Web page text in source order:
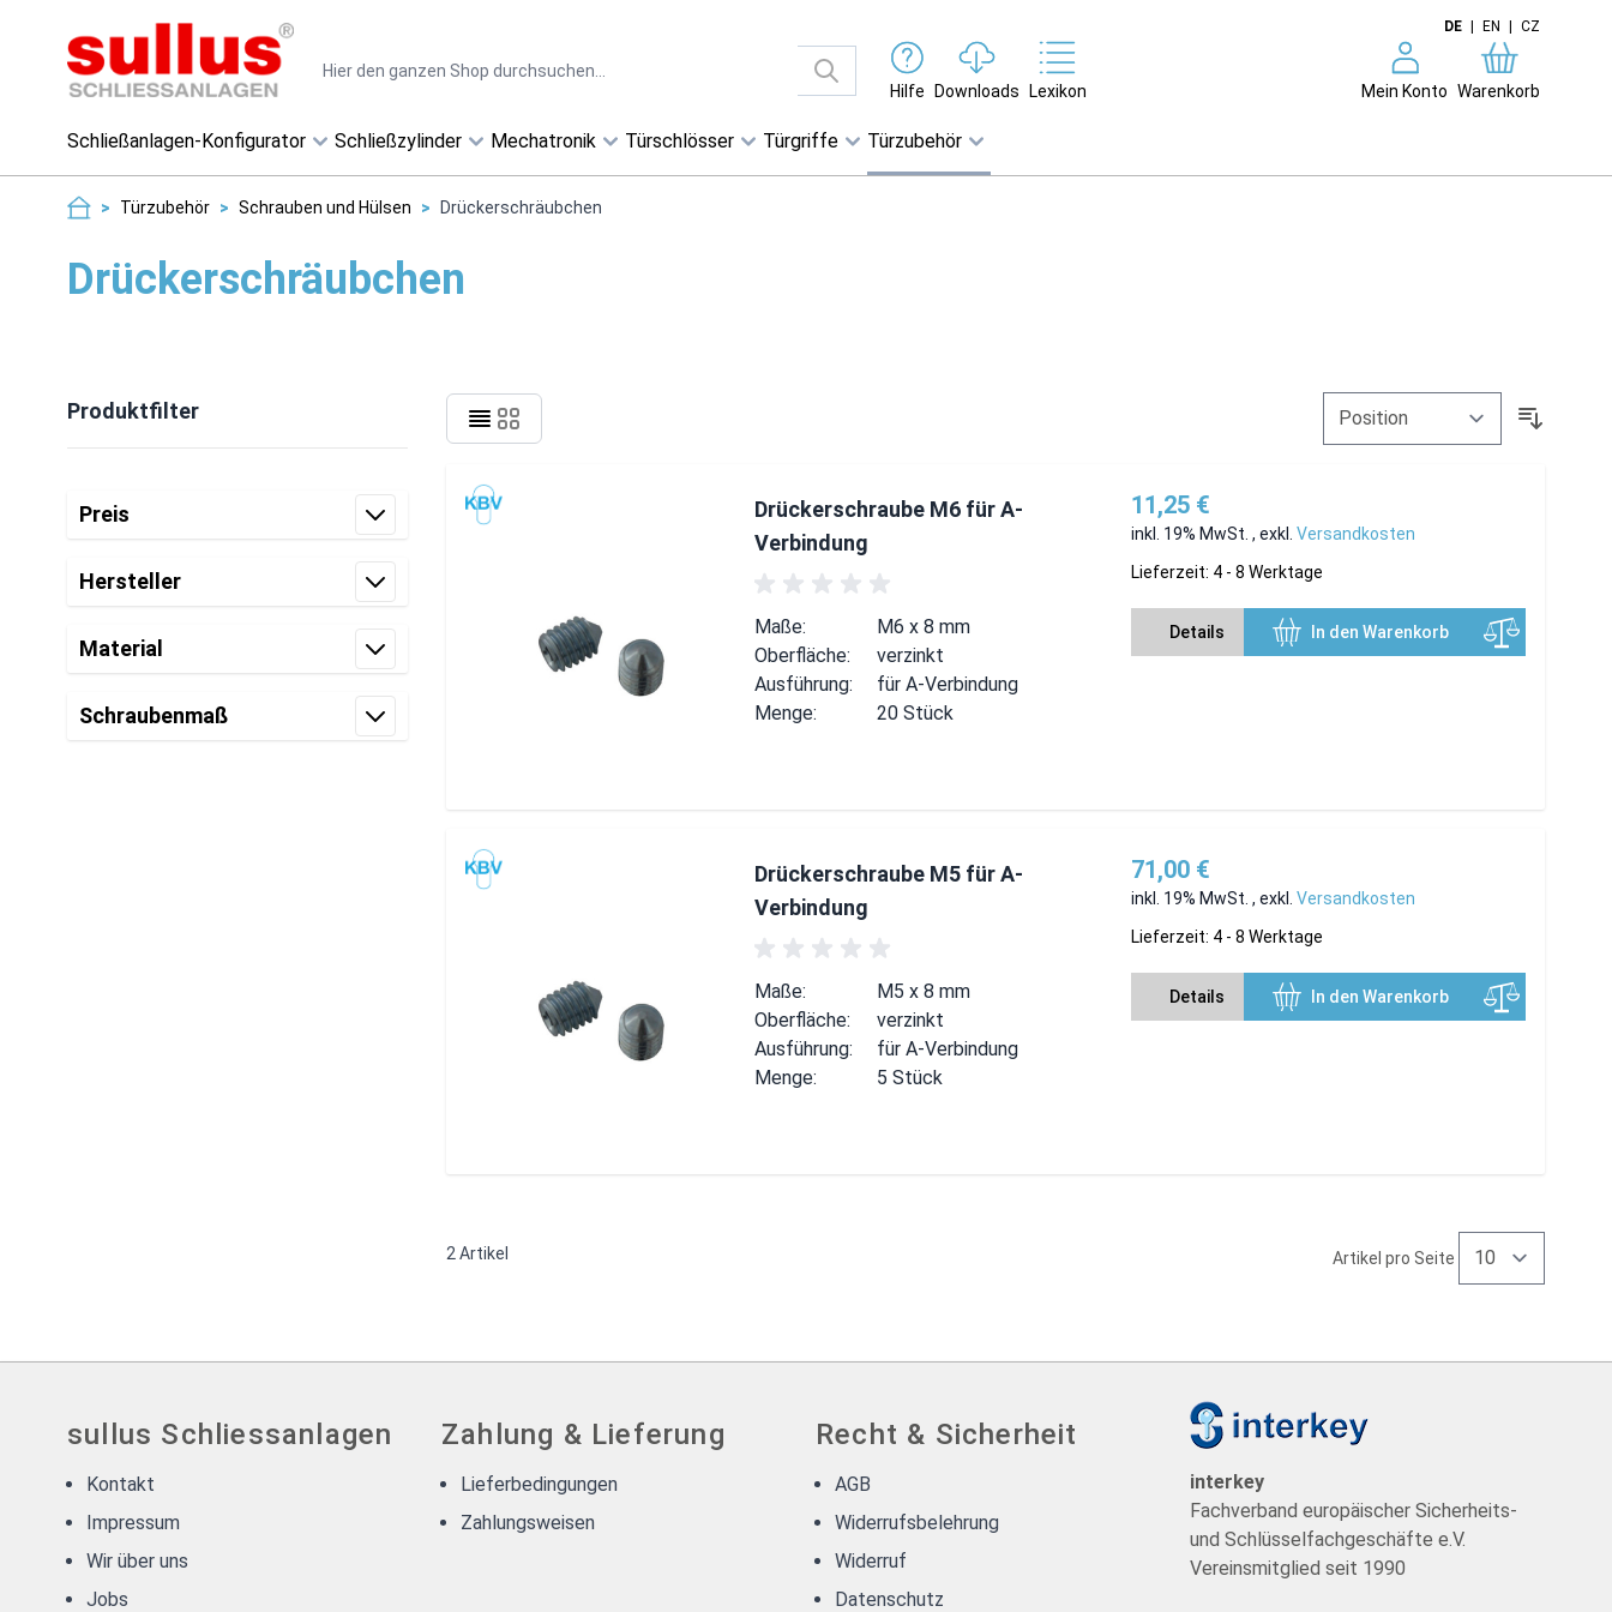
DE EN CZ
Hilfe
Downloads Lexikon Mein Konto Warenkorb
Schließanlagen-Konfigurator Schließzylinder Mechatronik Türschlösser Türgriffe Türzubehör
> Türzubehör > Schrauben und Hülsen > Drückerschräubchen
Drückerschräubchen
Produktfilter
Preis
Hersteller
Material
Schraubenmaß
Drückerschraube M6 für A-
Verbindung
Maße:
M6 x 8 mm
Oberfläche:
verzinkt
Ausführung:
für A-Verbindung
Menge:
20 Stück
11,25 €
inkl. 19% MwSt. , exkl. Versandkosten
Lieferzeit: 4 - 8 Werktage
Details In den Warenkorb
Drückerschraube M5 für A-
Verbindung
Maße:
M5 x 8 mm
Oberfläche:
verzinkt
Ausführung:
für A-Verbindung
Menge:
5 Stück
71,00 €
inkl. 19% MwSt. , exkl. Versandkosten
Lieferzeit: 4 - 8 Werktage
Details In den Warenkorb
2 Artikel Artikel pro Seite
sullus Schliessanlagen
Kontakt
Impressum
Wir über uns
Jobs
Zahlung & Lieferung
Lieferbedingungen
Zahlungsweisen
Recht & Sicherheit
AGB
Widerrufsbelehrung
Widerruf
Datenschutz
interkey
Fachverband europäischer Sicherheits-
und Schlüsselfachgeschäfte e.V.
Vereinsmitglied seit 1990